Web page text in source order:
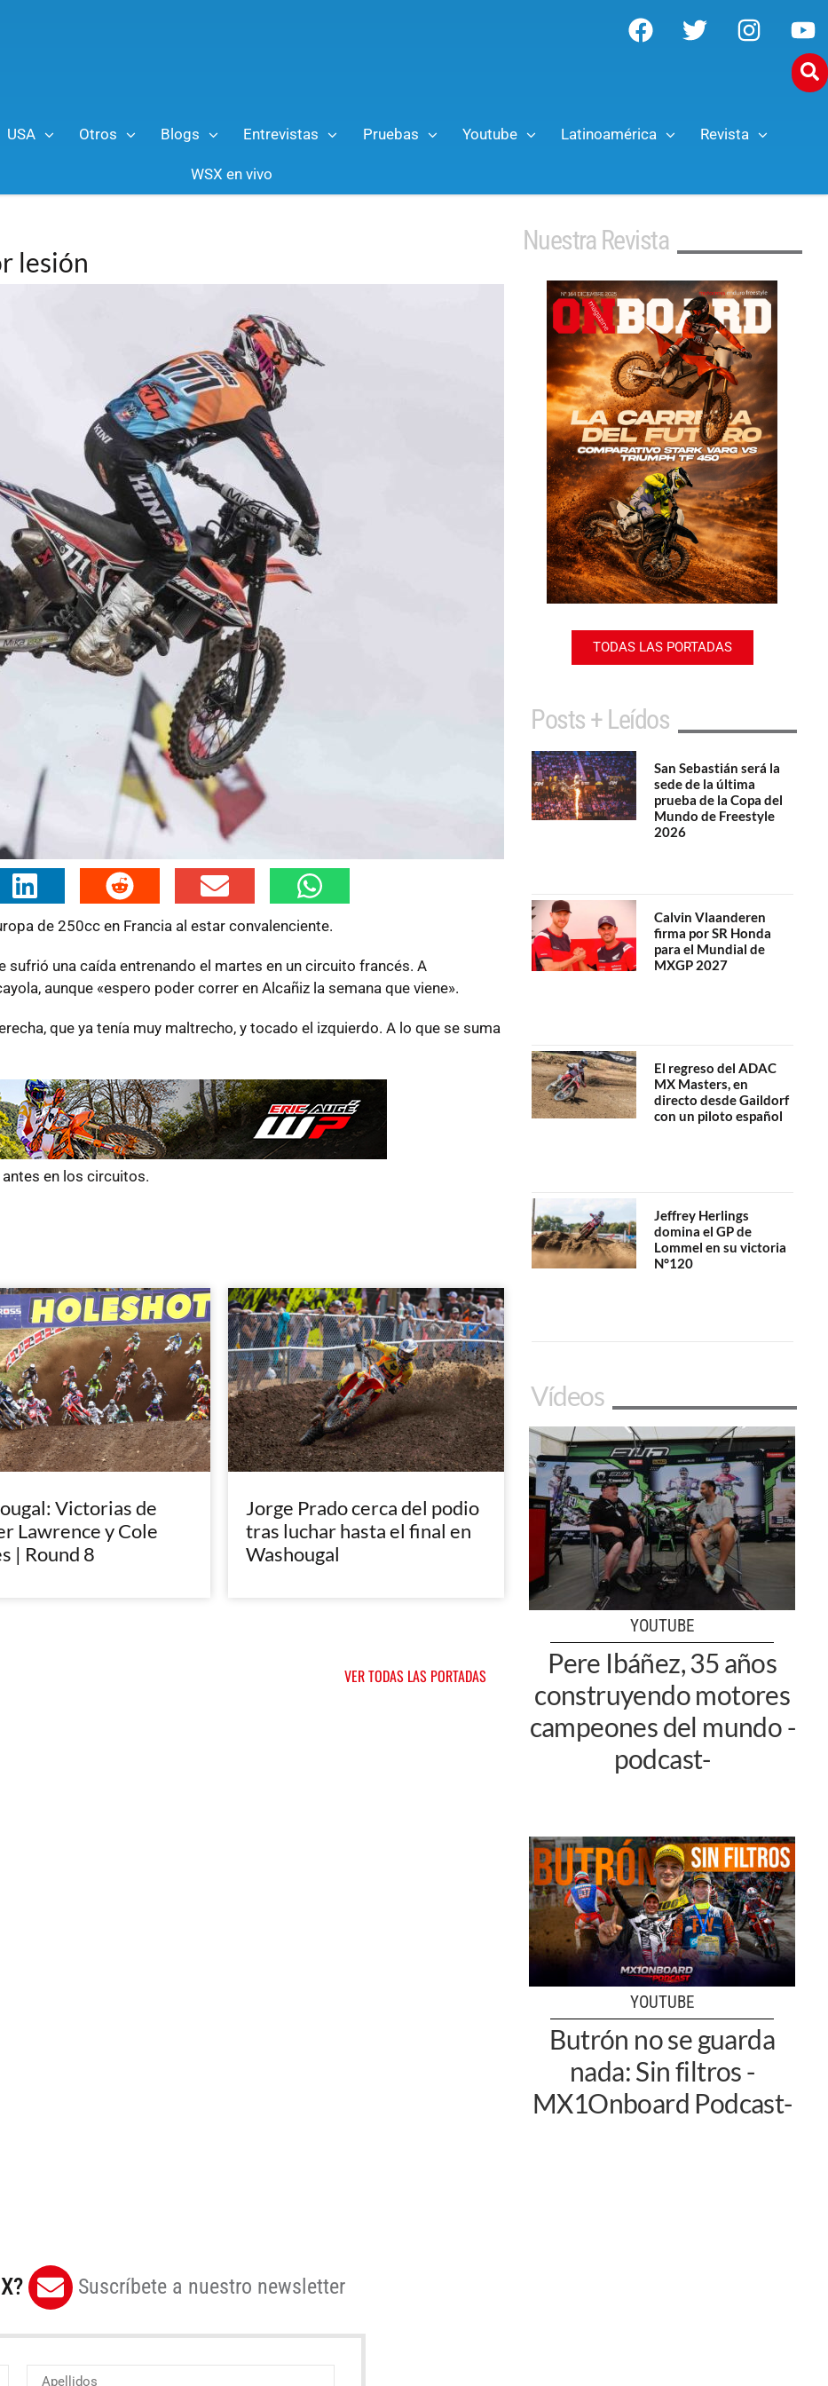
USA Otros Blogs Entrevistas Pruebas Youtube Latinoamérica Revista
WSX en vivo
lesión
de 250cc en Francia al estar convalenciente.
una caída entrenando el martes en un circuito francés. A
aunque «espero poder correr en Alcañiz la semana que viene».
que ya tenía muy maltrecho, y tocado el izquierdo. A lo que se suma
en los circuitos.
Victorias de
Lawrence y Cole
| Round 8
Jorge Prado cerca del podio
tras luchar hasta el final en
Washougal
VER TODAS LAS PORTADAS
Suscríbete a nuestro newsletter
Nuestra Revista
TODAS LAS PORTADAS
Posts + Leídos
San Sebastián será la
sede de la última
prueba de la Copa del
Mundo de Freestyle
2026
Calvin Vlaanderen
firma por SR Honda
para el Mundial de
MXGP 2027
El regreso del ADAC
MX Masters, en
directo desde Gaildorf
con un piloto español
Jeffrey Herlings
domina el GP de
Lommel en su victoria
N°120
Vídeos
YOUTUBE
Pere Ibáñez, 35 años
construyendo motores
campeones del mundo -
podcast-
YOUTUBE
Butrón no se guarda
nada: Sin filtros -
MX1Onboard Podcast-